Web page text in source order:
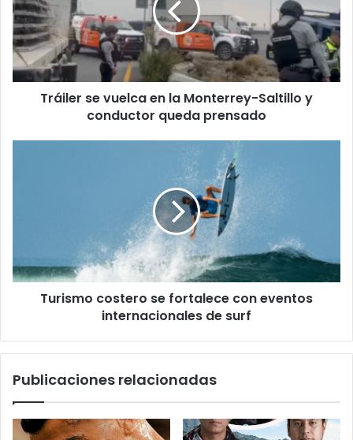
la
Monterrey-
Saltillo
conductor
quedaTráiler se vuelca en la Monterrey-Saltillo y
conductor queda prensado
de
surf
Turismo costero se fortalece con eventos
internacionales de surf
Publicaciones relacionadas